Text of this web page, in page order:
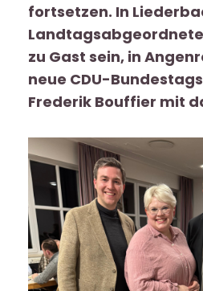
fortsetzen. In
zu Gast sein, in
neue CDU-
Frederik Bouffier mit